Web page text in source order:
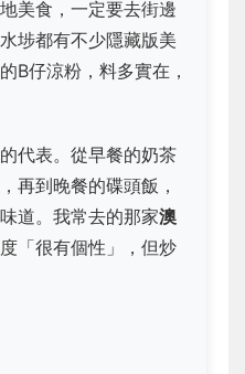
美食，一定要去街邊
埗都有不少隱藏版美
的B仔涼粉，料多實在，
代表。從早餐的奶茶
再到晚餐的碟頭飯，
道。我常去的那家澳
「很有個性」，但炒